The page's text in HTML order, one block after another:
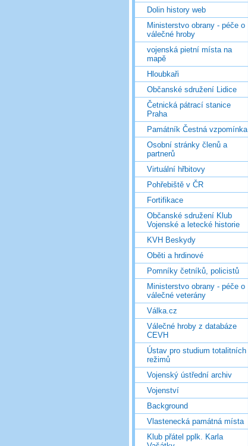
Dolin history web
Ministerstvo obrany - péče o
válečné hroby
vojenská pietní místa na
mapě
Hloubkaři
Občanské sdružení Lidice
Četnická pátrací stanice
Praha
Památník Čestná vzpomínka
Osobní stránky členů a
partnerů
Virtuální hřbitovy
Pohřebiště v ČR
Fortifikace
Občanské sdružení Klub
Vojenské a letecké historie
KVH Beskydy
Oběti a hrdinové
Pomníky četníků, policistů
Ministerstvo obrany - péče o
válečné veterány
Válka.cz
Válečné hroby z databáze
CEVH
Ústav pro studium totalitních
režimů
Vojenský ústřední archiv
Vojenství
Background
Vlastenecká památná místa
Klub přátel pplk. Karla